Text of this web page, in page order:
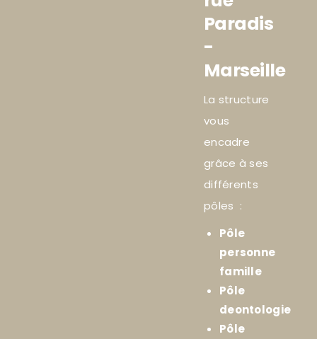
Paradis
-
Marseille
La structure
vous
encadre
grâce à ses
différents
pôles :
Pôle
personne
famille
Pôle
deontologie
Pôle